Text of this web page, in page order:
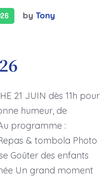
by Tony
21 JUIN dès 11h pour
humeur, de
programme :
& tombola Photo
Goûter des enfants
Un grand moment